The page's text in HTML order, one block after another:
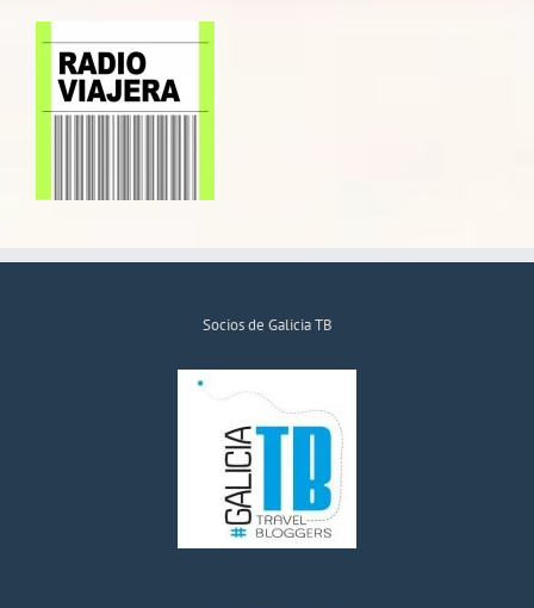
Socios de Galicia TB